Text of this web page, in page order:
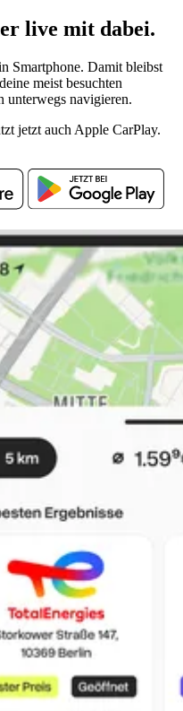
live mit dabei.
Smartphone. Damit bleibst
meist besuchten
unterwegs navigieren.
jetzt auch Apple CarPlay.